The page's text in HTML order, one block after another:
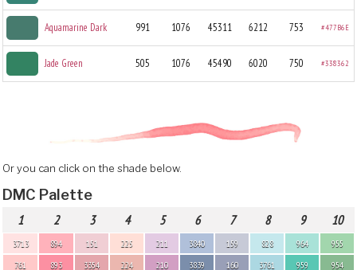
Aquamarine Dark 991 1076 45311 6212 753 #477B6E
Jade Green 505 1076 45490 6020 750 #338362
Or you can click on the shade below.
DMC Palette
1 2 3 4 5 6 7 8 9 10
3713
761
894
893
151
3354
225
224
211
210
3840
3839
159
160
828
3761
964
959
955
954